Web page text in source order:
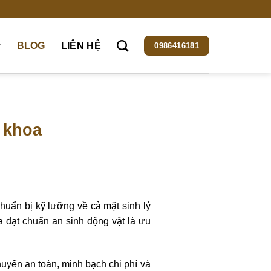
BLOG LIÊN HỆ 0986416181
bị kỹ lưỡng về cả mặt sinh lý
đạt chuẩn an sinh động vật là ưu
an toàn, minh bạch chi phí và